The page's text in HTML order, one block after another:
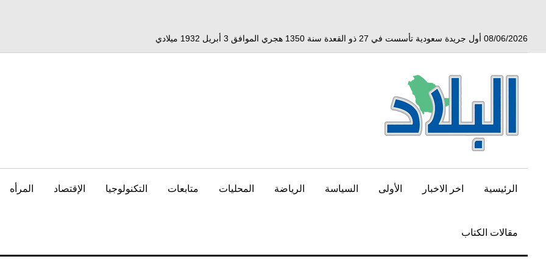
08/06/2026 أول جريدة سعودية تأسست في 27 ذو القعدة سنة 1350 هجري الموافق 3 أبريل 1932 ميلادي
الرئيسية اخر الاخبار الأولى السياسة الرياضة المحليات متابعات التكنولوجيا الإقتصاد المرأه
مقالات الكتاب